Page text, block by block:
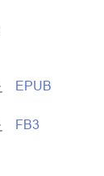
EPUB
FB3